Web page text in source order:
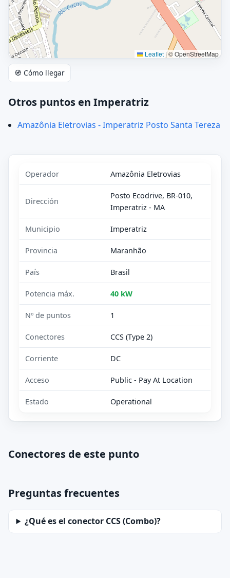
Leaflet |© OpenStreetMap
🧭 Cómo llegar
Otros puntos en Imperatriz
Amazônia Eletrovias - Imperatriz Posto Santa Tereza
Operador Amazônia Eletrovias
Dirección
Posto Ecodrive, BR-010,
Imperatriz - MA
Municipio Imperatriz
Provincia Maranhão
País Brasil
Potencia máx. 40 kW
Nº de puntos 1
Conectores CCS (Type 2)
Corriente DC
Acceso Public - Pay At Location
Estado Operational
Conectores de este punto
Preguntas frecuentes
¿Qué es el conector CCS (Combo)?